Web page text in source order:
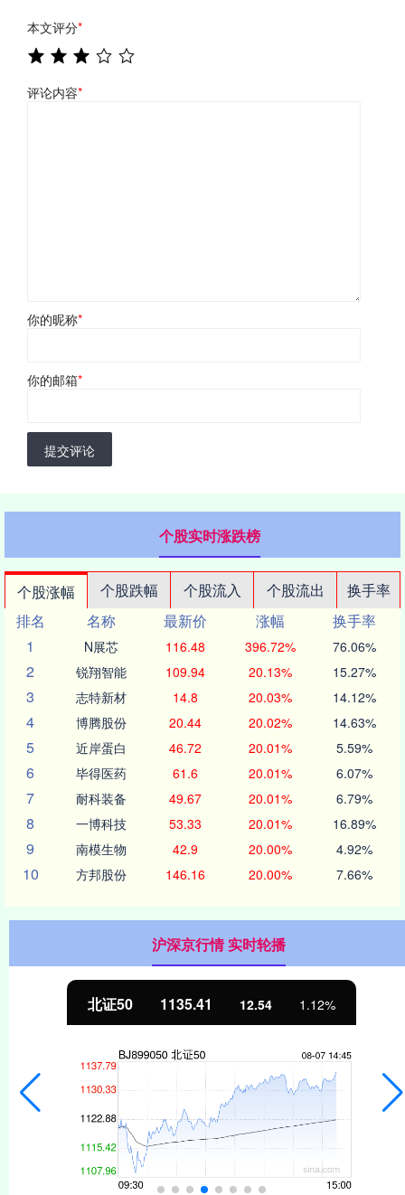
本文评分*
评论内容*
你的昵称*
你的邮箱*
提交评论
个股实时涨跌榜
个股涨幅 个股跌幅 个股流入 个股流出
换手率
排名
名称 最新价 涨幅
换手率
1
N展芯 116.48 396.72% 76.06%
2 锐翔智能 109.94 20.13% 15.27%
3 志特新材 14.8 20.03% 14.12%
4 博腾股份 20.44 20.02% 14.63%
5 近岸蛋白 46.72 20.01% 5.59%
6 毕得医药 61.6 20.01% 6.07%
7 耐科装备 49.67 20.01% 6.79%
8 一博科技 53.33 20.01% 16.89%
9 南模生物 42.9 20.00% 4.92%
10 方邦股份 146.16 20.00% 7.66%
沪深京行情 实时轮播
北证50 1135.41 12.54 1.12%